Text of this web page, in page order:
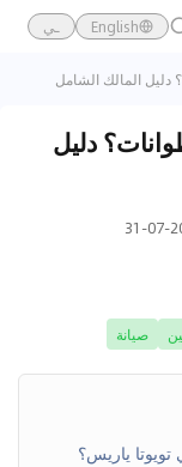
English ـي
الأسطوانات؟ دليل
صيانة
ياريس؟